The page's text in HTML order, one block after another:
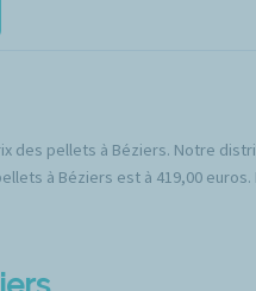
pellets à Béziers. Notre
à Béziers est à 419,00 euros.